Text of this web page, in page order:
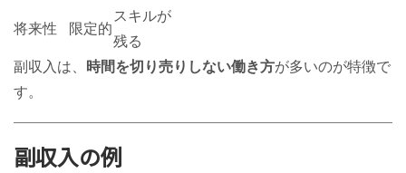
将来性 限定的
スキルが
残る
副収入は、 時間を切り売りしない働き方が多いのが特徴で
す。
副収入の例